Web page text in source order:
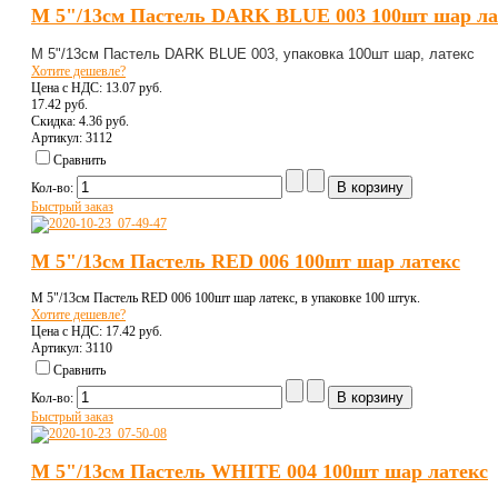
M 5"/13см Пастель DARK BLUE 003 100шт шар
M 5"/13см Пастель DARK BLUE 003, упаковка 100шт шар, латекс
Хотите дешевле?
Цена с НДС: 13.07 pуб.
17.42 pуб.
Скидка: 4.36 pуб.
Артикул: 3112
Сравнить
Кол-во:
Быстрый заказ
M 5"/13см Пастель RED 006 100шт шар латекс
M 5"/13см Пастель RED 006 100шт шар латекс, в упаковке 100 штук.
Хотите дешевле?
Цена с НДС: 17.42 pуб.
Артикул: 3110
Сравнить
Кол-во:
Быстрый заказ
M 5"/13см Пастель WHITE 004 100шт шар латекс